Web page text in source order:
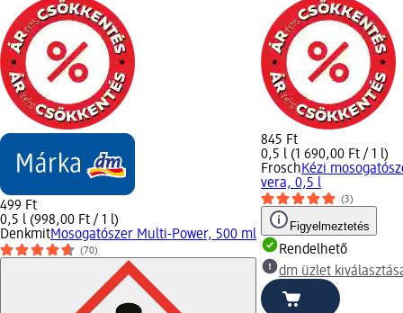
499 Ft
0,5 l (998,00 Ft / 1 l)
DenkmitMosogatószer Multi-Power, 500 ml
(70)
845 Ft
0,5 l (1 690,00 Ft / 1 l)
FroschKézi
vera, 0,5 l
(3)
Figyelmeztetés
Rendelhető
dm üzlet